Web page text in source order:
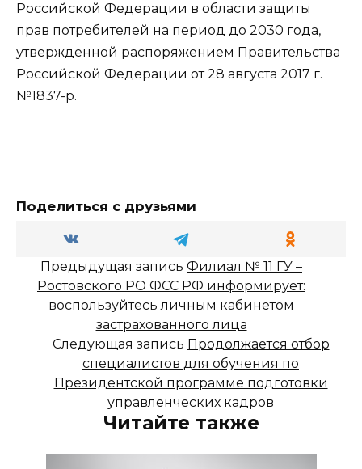
Российской Федерации в области защиты
прав потребителей на период до 2030 года,
утвержденной распоряжением Правительства
Российской Федерации от 28 августа 2017 г.
№1837-р.
Поделиться с друзьями
Предыдущая запись Филиал № 11 ГУ –
Ростовского РО ФСС РФ информирует:
воспользуйтесь личным кабинетом
застрахованного лица
Следующая запись Продолжается отбор
специалистов для обучения по
Президентской программе подготовки
управленческих кадров
Читайте также